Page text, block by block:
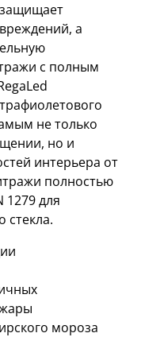
а
с полным
не только
но и
интерьера от
полностью
1279 для
стекла.
мороза